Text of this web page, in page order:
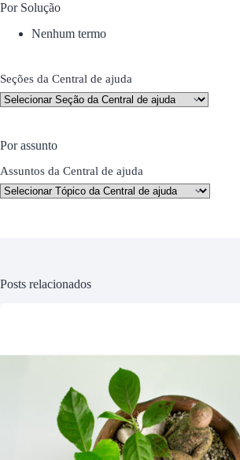
Por Solução
Nenhum termo
Seções da Central de ajuda
Por assunto
Assuntos da Central de ajuda
Posts relacionados